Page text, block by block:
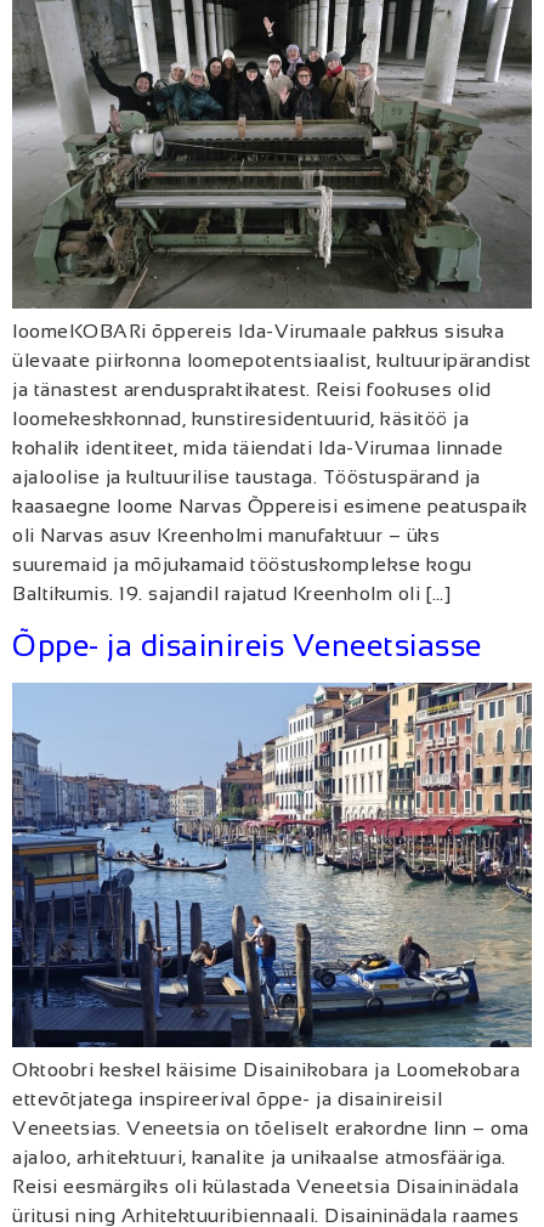
loomeKOBARi õppereis Ida-Virumaale pakkus sisuka
ülevaate piirkonna loomepotentsiaalist, kultuuripärandist
ja tänastest arenduspraktikatest. Reisi fookuses olid
loomekeskkonnad, kunstiresidentuurid, käsitöö ja
kohalik identiteet, mida täiendati Ida-Virumaa linnade
ajaloolise ja kultuurilise taustaga. Tööstuspärand ja
kaasaegne loome Narvas Õppereisi esimene peatuspaik
oli Narvas asuv Kreenholmi manufaktuur – üks
suuremaid ja mõjukamaid tööstuskomplekse kogu
Baltikumis. 19. sajandil rajatud Kreenholm oli […]
Õppe- ja disainireis Veneetsiasse
Oktoobri keskel käisime Disainikobara ja Loomekobara
ettevõtjatega inspireerival õppe- ja disainireisil
Veneetsias. Veneetsia on tõeliselt erakordne linn – oma
ajaloo, arhitektuuri, kanalite ja unikaalse atmosfääriga.
Reisi eesmärgiks oli külastada Veneetsia Disaininädala
üritusi ning Arhitektuuribiennaali. Disaininädala raames